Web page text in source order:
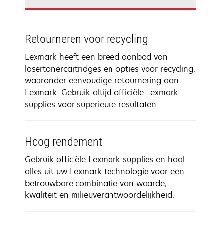
Retourneren voor recycling
Lexmark heeft een breed aanbod van
lasertonercartridges en opties voor recycling,
waaronder eenvoudige retournering aan
Lexmark. Gebruik altijd officiële Lexmark
supplies voor superieure resultaten.
Hoog rendement
Gebruik officiële Lexmark supplies en haal
alles uit uw Lexmark technologie voor een
betrouwbare combinatie van waarde,
kwaliteit en milieuverantwoordelijkheid.